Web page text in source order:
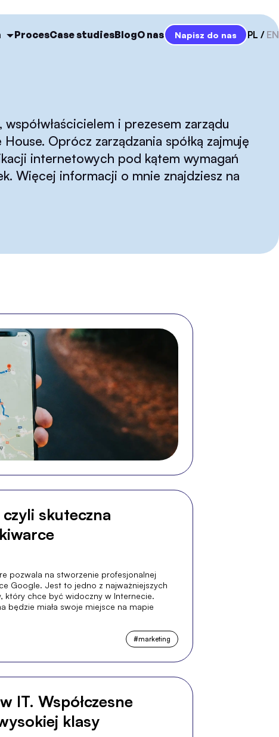
ProcesCase studiesBlogO nas Napisz do nas PL EN
i prezesem zarządu
Oprócz zarządzania spółką zajmuję
internetowych pod kątem wymagań
Więcej informacji o mnie znajdziesz na
skuteczna
pozwala na stworzenie profesjonalnej
Google. Jest to jedno z najważniejszych
który chce być widoczny w Internecie.
będzie miała swoje miejsce na mapie
#marketing
IT. Współczesne
klasy